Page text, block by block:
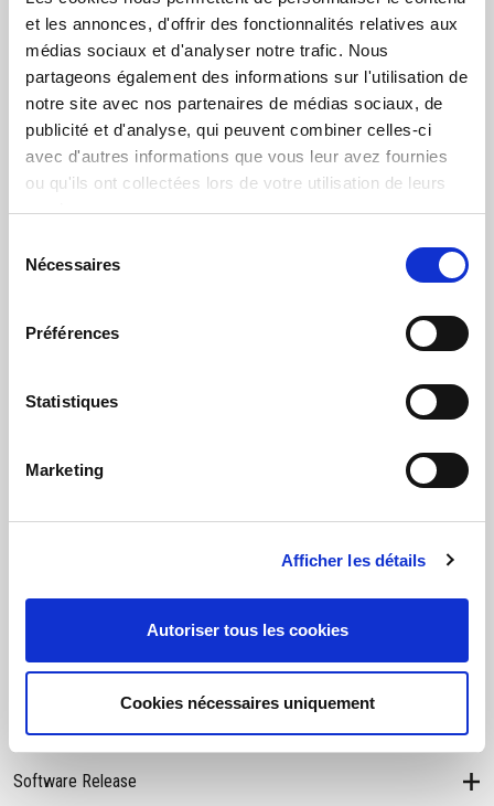
et les annonces, d'offrir des fonctionnalités relatives aux
médias sociaux et d'analyser notre trafic. Nous
partageons également des informations sur l'utilisation de
notre site avec nos partenaires de médias sociaux, de
publicité et d'analyse, qui peuvent combiner celles-ci
avec d'autres informations que vous leur avez fournies
ou qu'ils ont collectées lors de votre utilisation de leurs
services.
Nécessaires
Préférences
Statistiques
Marketing
Afficher les détails
Autoriser tous les cookies
Cookies nécessaires uniquement
Fiche technique
Puissance
Dispositifs de contrôle
Équipements de série
Clous de fixation (20 p.ces)
Documentation et Tutoriels vidéos
Software Release